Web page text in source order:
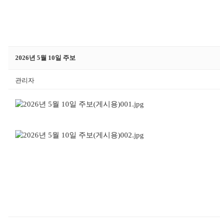
2026년 5월 10일 주보
관리자